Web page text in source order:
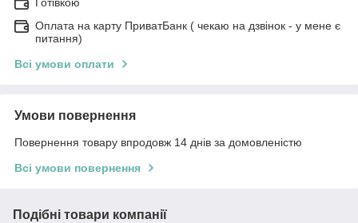
Оплата на карту ПриватБанк ( чекаю на дзвінок - у мене є
питання)
Всі умови оплати
Умови повернення
Повернення товару впродовж 14 днів за домовленістю
Всі умови повернення
Подібні товари компанії